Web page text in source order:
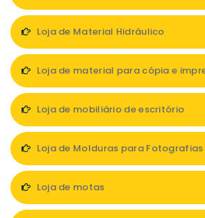
Loja de Material Hidráulico
Loja de material para cópia e
Loja de mobiliário de escritório
Loja de Molduras para Fotografias
Loja de motas